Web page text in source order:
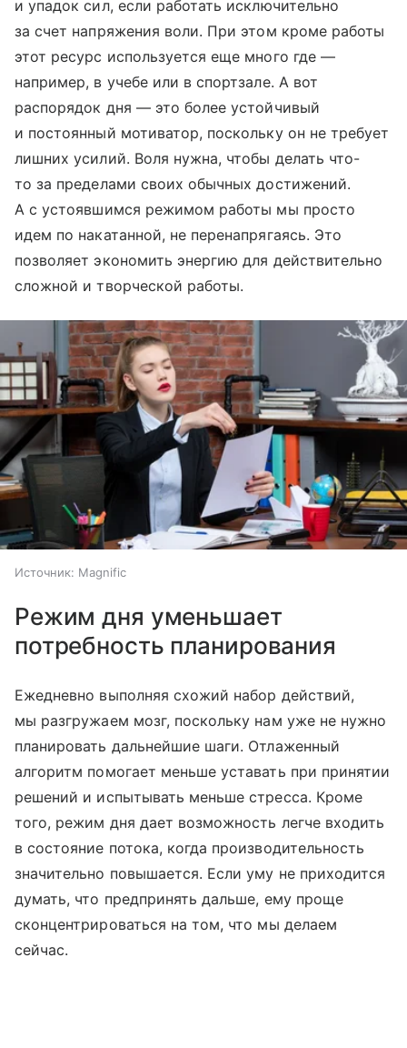
и упадок сил, если работать исключительно
за счет напряжения воли. При этом кроме работы
этот ресурс используется еще много где —
например, в учебе или в спортзале. А вот
распорядок дня — это более устойчивый
и постоянный мотиватор, поскольку он не требует
лишних усилий. Воля нужна, чтобы делать что-
то за пределами своих обычных достижений.
А с устоявшимся режимом работы мы просто
идем по накатанной, не перенапрягаясь. Это
позволяет экономить энергию для действительно
сложной и творческой работы.
Источник: Magnific
Режим дня уменьшает
потребность планирования
Ежедневно выполняя схожий набор действий,
мы разгружаем мозг, поскольку нам уже не нужно
планировать дальнейшие шаги. Отлаженный
алгоритм помогает меньше уставать при принятии
решений и испытывать меньше стресса. Кроме
того, режим дня дает возможность легче входить
в состояние потока, когда производительность
значительно повышается. Если уму не приходится
думать, что предпринять дальше, ему проще
сконцентрироваться на том, что мы делаем
сейчас.